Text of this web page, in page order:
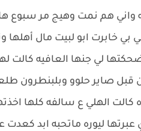
بي خابرت ابو لبيت مال أهلها
لي جنها العافيه كالت
صاير حلوو وبلبنطرون
كالت الهلي ع سالفه كلها
ليوره ماتحبه ابد كعدت